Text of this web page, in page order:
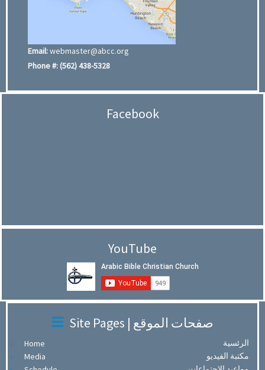
Email:webmaster@abcc.org
Phone #:(562) 438-5328
Facebook
YouTube
Site Pages | صفحات الموقع
Home
الرئسية
Media
مكتبة الفيديو